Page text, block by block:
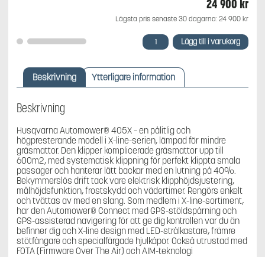
24 900 kr
Lägsta pris senaste 30 dagarna: 24 900 kr
Husqvarna
Automower®
mängd
Lägg till i varukorg
Beskrivning Ytterligare information
Beskrivning
Husqvarna Automower® 405X – en pålitlig och
högpresterande modell i X-line-serien, lämpad för mindre
gräsmattor. Den klipper komplicerade gräsmattor upp till
600m2, med systematisk klippning för perfekt klippta smala
passager och hanterar lätt backar med en lutning på 40%.
Bekymmerslös drift tack vare elektrisk klipphöjdsjustering,
målhöjdsfunktion, frostskydd och vädertimer. Rengörs enkelt
och tvättas av med en slang. Som medlem i X-line-sortiment,
har den Automower® Connect med GPS-stöldspårning och
GPS-assisterad navigering för att ge dig kontrollen var du än
befinner dig och X-line design med LED-strålkastare, främre
stötfångare och specialfärgade hjulkåpor. Också utrustad med
FOTA (Firmware Over The Air) och AIM-teknologi